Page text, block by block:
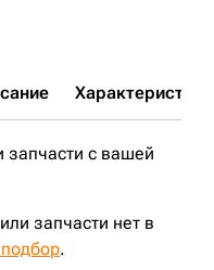
Характеристики
запчасти с вашей
запчасти нет в
.